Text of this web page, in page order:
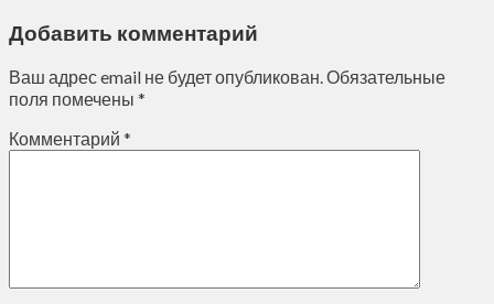
Добавить комментарий
Ваш адрес email не будет опубликован.Обязательные
поля помечены *
Комментарий *